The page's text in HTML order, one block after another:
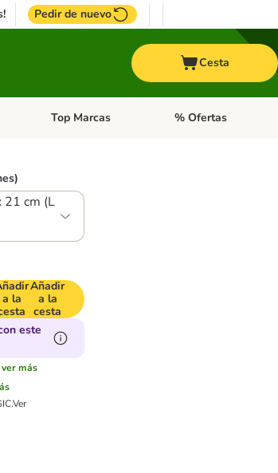
Pedir de nuevo
Cesta
Pájaros
Menú de categoria abierto: Otros animales
Top Marcas Menú de categoria
% Ofertas
21 cm (L
a la
Añadir
a la
cesta
este
ver más
Ver